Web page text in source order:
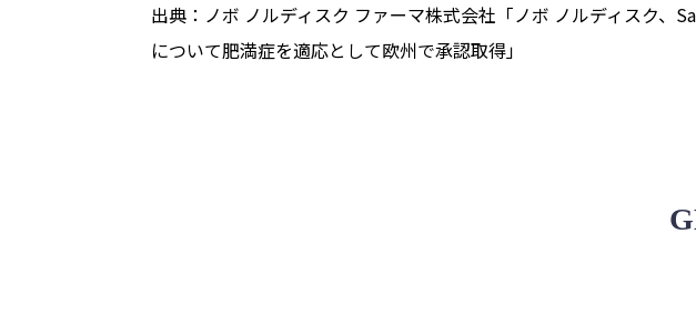
出典：ノボ ノルディスク ファーマ株式会社「ノボ ノルディスク、
について肥満症を適応として欧州で承認取得」